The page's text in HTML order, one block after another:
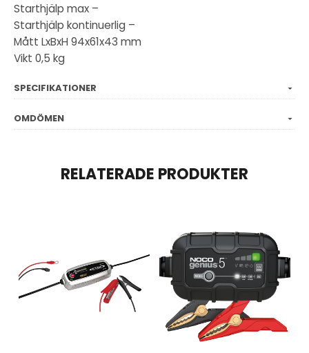
Starthjälp max –
Starthjälp kontinuerlig –
Mått LxBxH 94x61x43 mm
Vikt 0,5 kg
SPECIFIKATIONER
OMDÖMEN
RELATERADE PRODUKTER